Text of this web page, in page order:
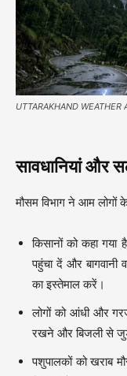
UTTARAKHAND WEATHER
सावधानियां और
मौसम विभाग ने आम लोगों
किसानों को कहा
पहुंचा दें और
का इस्तेमाल करें।
लोगों को आंधी और
रखने और बिजली से
पशुपालकों को खराब